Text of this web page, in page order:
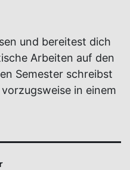
und bereitest dich
Arbeiten auf den
Semester schreibst
in einem